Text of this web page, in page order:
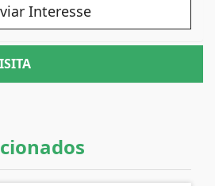
Interesse